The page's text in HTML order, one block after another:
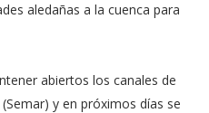
aledañas a la cuenca para
abiertos los canales de
y en próximos días se